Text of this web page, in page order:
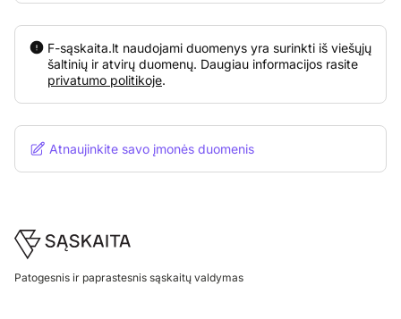
F-sąskaita.lt naudojami duomenys yra surinkti iš viešųjų
šaltinių ir atvirų duomenų. Daugiau informacijos rasite
privatumo politikoje.
Atnaujinkite savo įmonės duomenis
Footer
Patogesnis ir paprastesnis sąskaitų valdymas